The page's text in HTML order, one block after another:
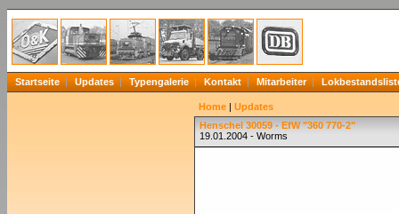
Startseite Updates Typengalerie Kontakt Mitarbeiter
Home | Updates
Henschel 30059 - EfW "360 770-2"
19.01.2004 - Worms